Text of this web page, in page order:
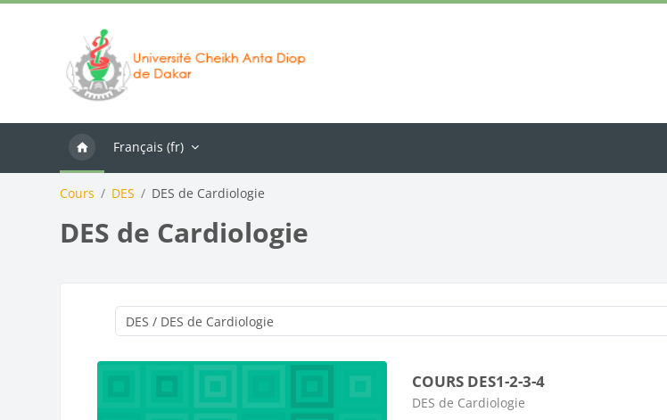
Français ‎(fr)‎
Cours DES DES de Cardiologie
DES de Cardiologie
COURS DES1-2-3-4
Catégorie de cours
DES de Cardiologie